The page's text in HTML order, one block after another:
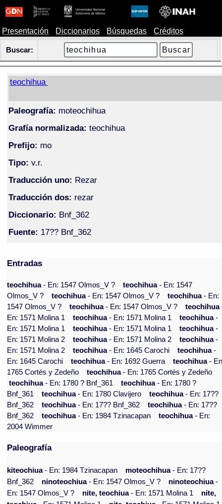
Presentación Diccionarios Búsquedas Créditos
Buscar:
teochihua
Paleografía: moteochihua
Grafía normalizada: teochihua
Prefijo: mo
Tipo: v.r.
Traducción uno: Rezar
Traducción dos: rezar
Diccionario: Bnf_362
Fuente: 17?? Bnf_362
Entradas
teochihua- En: 1547 Olmos_V ? teochihua- En: 1547
Olmos_V ?
teochihua- En: 1547 Olmos_V ? teochihua- En:
1547 Olmos_V ?
teochihua- En: 1547 Olmos_V ? teochihua
En: 1571 Molina 1
teochihua- En: 1571 Molina 1 teochihua-
En: 1571 Molina 1
teochihua- En: 1571 Molina 1 teochihua-
En: 1571 Molina 2
teochihua- En: 1571 Molina 2 teochihua-
En: 1571 Molina 2
teochihua- En: 1645 Carochi teochihua-
En: 1645 Carochi
teochihua- En: 1692 Guerra teochihua-
1765 Cortés y Zedeño
teochihua- En: 1765 Cortés y Zedeño
teochihua- En: 1780 ? Bnf_361 teochihua- En: 1780 ?
Bnf_361
teochihua- En: 1780 Clavijero teochihua- En: 17??
Bnf_362
teochihua- En: 17?? Bnf_362 teochihua- En: 17??
Bnf_362
teochihua- En: 1984 Tzinacapan teochihua- En:
2004 Wimmer
Paleografía
kiteochiua- En: 1984 Tzinacapan moteochihua- En: 17??
Bnf_362
ninoteochiua- En: 1547 Olmos_V ? ninoteochiua-
En: 1547 Olmos_V ?
nite, teochiua- En: 1571 Molina 1
nite,